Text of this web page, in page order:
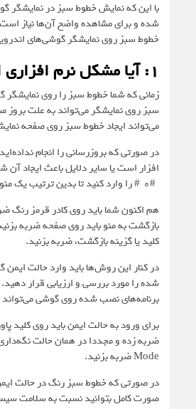
با این که نمایش خطوط سبز در
شده و برای مشاهده واضح آن‌ها نیاز
خطوط سبز روی نمایشگر گوشی‌های
1: آیا مشکل نرم افزاری اتفاق افتاده است؟
زمانی که شما خطوط سبز را روی نمایشگر
سبز روی نمایشگر می‌تواند به علت بروز
می‌تواند ایجاد خطوط سبز روی صفحه
در صورتی که بروزرسانی را انجام
*#0*# را وارد کنید تا بدین ترتیب یک منوی تشخیص مخفی ظاهر شود.
هم اکنون شما باید روی کادر قرمز رنگ
بازگشت به منو باید روی صفحه ضربه
کلید یا گزینه بازگشت، ضربه بزنید.
در کنار این روش‌ها باید وارد حالت
شده را مورد بررسی و ارزیابی قرار
برنامه‌های نصب شده روی گوشی
برای ورود به حالت ایمن باید روی کلید
Mode ضربه بزنید.
صورت کامل بتوانید نسبت به سلامت